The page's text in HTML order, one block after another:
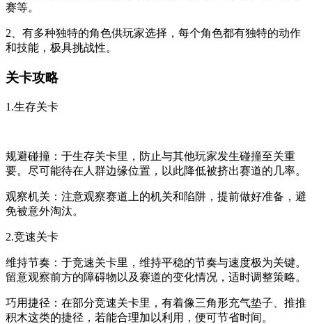
赛等。
2、有多种独特的角色供玩家选择，每个角色都有独特的动作
和技能，极具挑战性。
关卡攻略
1.生存关卡
规避碰撞：于生存关卡里，防止与其他玩家发生碰撞至关重
要。尽可能待在人群边缘位置，以此降低被挤出赛道的几率。
观察机关：注意观察赛道上的机关和陷阱，提前做好准备，避
免被意外淘汰。
2.竞速关卡
维持节奏：于竞速关卡里，维持平稳的节奏与速度极为关键。
留意观察前方的障碍物以及赛道的变化情况，适时调整策略。
巧用捷径：在部分竞速关卡里，有着像三角形充气垫子、推推
积木这类的捷径，若能合理加以利用，便可节省时间。